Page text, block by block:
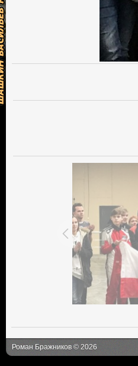
Роман Бражников © 2026